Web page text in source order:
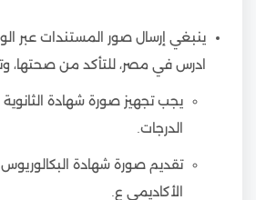
ينبغي إرسال صور المستندات عبر
ادرس في مصر، للتأكد من صحتها،
يجب تجهيز صورة شهادة
الدرجات.
تقديم صورة شهادة
الأكاديمي ع.